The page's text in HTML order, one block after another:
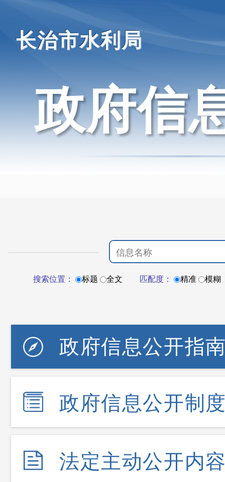
长治市水利局
政府信
搜索位置： 标题 全文 匹配度： 精准 模糊
政府信息公开指
政府信息公开制
法定主动公开内